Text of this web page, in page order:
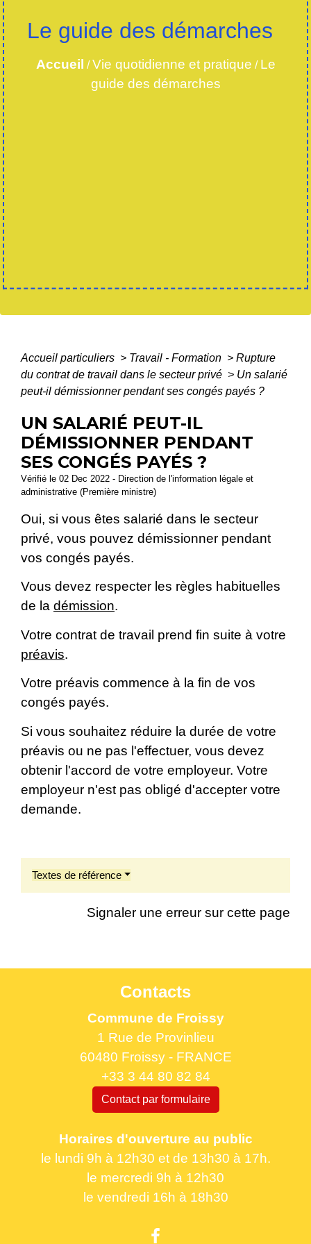
Le guide des démarches
Accueil /Vie quotidienne et pratique / Le
guide des démarches
Accueil particuliers > Travail - Formation > Rupture
du contrat de travail dans le secteur privé > Un salarié
peut-il démissionner pendant ses congés payés ?
UN SALARIÉ PEUT-IL
DÉMISSIONNER PENDANT
SES CONGÉS PAYÉS ?
Vérifié le 02 Dec 2022 - Direction de l'information légale et
administrative (Première ministre)
Oui, si vous êtes salarié dans le secteur
privé, vous pouvez démissionner pendant
vos congés payés.
Vous devez respecter les règles habituelles
de la démission.
Votre contrat de travail prend fin suite à votre
préavis.
Votre préavis commence à la fin de vos
congés payés.
Si vous souhaitez réduire la durée de votre
préavis ou ne pas l'effectuer, vous devez
obtenir l'accord de votre employeur. Votre
employeur n'est pas obligé d'accepter votre
demande.
Textes de référence
Signaler une erreur sur cette page
Contacts
Commune de Froissy
1 Rue de Provinlieu
60480 Froissy - FRANCE
+33 3 44 80 82 84
Contact par formulaire
Horaires d'ouverture au public
le lundi 9h à 12h30 et de 13h30 à 17h.
le mercredi 9h à 12h30
le vendredi 16h à 18h30